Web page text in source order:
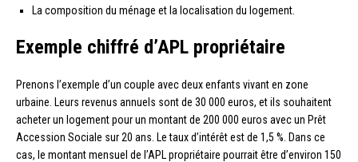
La composition du ménage et la localisation du logement.
Exemple chiffré d’APL propriétaire
Prenons l’exemple d’un couple avec deux enfants vivant en zone
urbaine. Leurs revenus annuels sont de 30 000 euros, et ils souhaitent
acheter un logement pour un montant de 200 000 euros avec un Prêt
Accession Sociale sur 20 ans. Le taux d’intérêt est de 1,5 %. Dans ce
cas, le montant mensuel de l’APL propriétaire pourrait être d’environ 150